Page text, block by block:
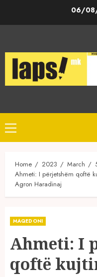
06/
Primary
Menu
Home 2023 March
Ahmeti: I përjetshëm qoftë
Agron Haradinaj
MAQEDONI
Ahmeti: I
qoftë